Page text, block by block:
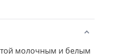
молочным и белым